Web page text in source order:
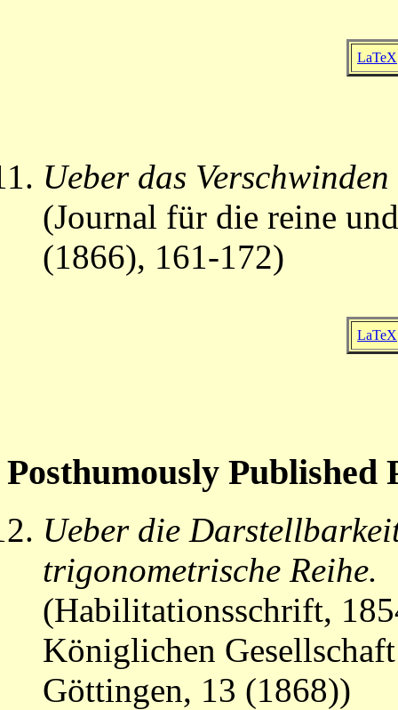
LaTeX
Ueber das
(Journal für die reine
(1866), 161-172)
LaTeX
Posthumously Published
Ueber die
trigonometrische Reihe.
(Habilitationsschrift,
Königlichen
Göttingen, 13 (1868))